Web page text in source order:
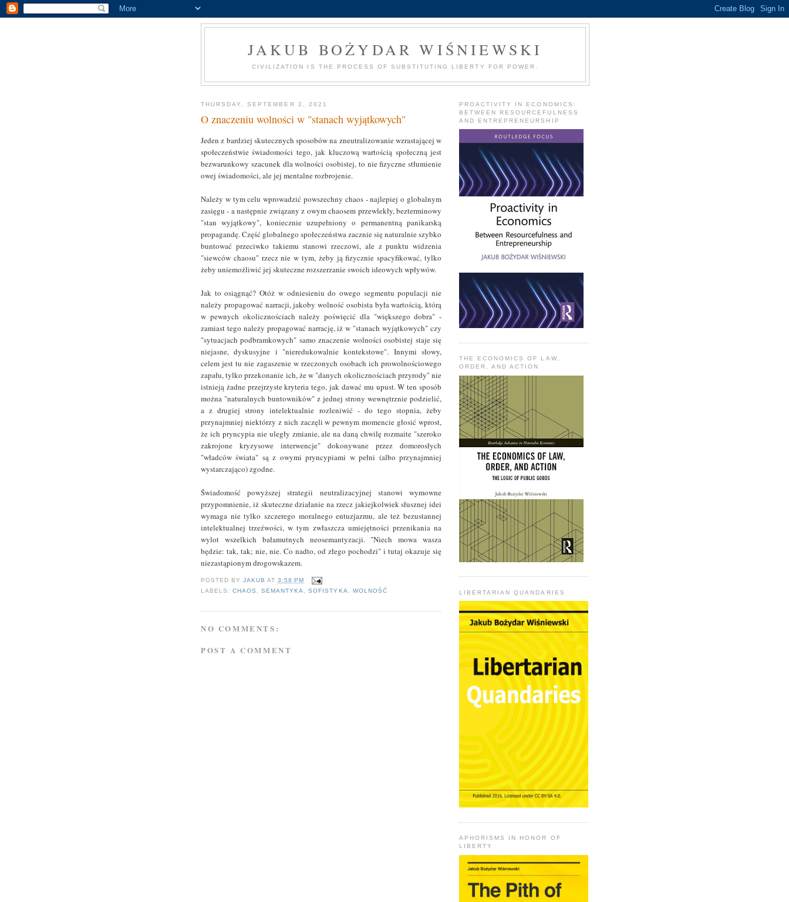
JAKUB BOŻYDAR WIŚNIEWSKI
CIVILIZATION IS THE PROCESS OF SUBSTITUTING LIBERTY FOR POWER.
THURSDAY, SEPTEMBER 2, 2021
O znaczeniu wolności w "stanach wyjątkowych"
Jeden z bardziej skutecznych sposobów na zneutralizowanie wzrastającej w
społeczeństwie świadomości tego, jak kluczową wartością społeczną jest
bezwarunkowy szacunek dla wolności osobistej, to nie fizyczne stłumienie
owej świadomości, ale jej mentalne rozbrojenie.
Należy w tym celu wprowadzić powszechny chaos - najlepiej o globalnym
zasięgu - a następnie związany z owym chaosem przewlekły, bezterminowy
"stan wyjątkowy", koniecznie uzupełniony o permanentną panikarską
propagandę. Część globalnego społeczeństwa zacznie się naturalnie szybko
buntować przeciwko takiemu stanowi rzeczowi, ale z punktu widzenia
"siewców chaosu" rzecz nie w tym, żeby ją fizycznie spacyfikować, tylko
żeby uniemożliwić jej skuteczne rozszerzanie swoich ideowych wpływów.
Jak to osiągnąć? Otóż w odniesieniu do owego segmentu populacji nie
należy propagować narracji, jakoby wolność osobista była wartością, którą
w pewnych okolicznościach należy poświęcić dla "większego dobra" -
zamiast tego należy propagować narrację, iż w "stanach wyjątkowych" czy
"sytuacjach podbramkowych" samo znaczenie wolności osobistej staje się
niejasne, dyskusyjne i "nieredukowalnie kontekstowe". Innymi słowy,
celem jest tu nie zagaszenie w rzeczonych osobach ich prowolnościowego
zapału, tylko przekonanie ich, że w "danych okolicznościach przyrody" nie
istnieją żadne przejrzyste kryteria tego, jak dawać mu upust. W ten sposób
można "naturalnych buntowników" z jednej strony wewnętrznie podzielić,
a z drugiej strony intelektualnie rozleniwić - do tego stopnia, żeby
przynajmniej niektórzy z nich zaczęli w pewnym momencie głosić wprost,
że ich pryncypia nie uległy zmianie, ale na daną chwilę rozmaite "szeroko
zakrojone kryzysowe interwencje" dokonywane przez domorosłych
"władców świata" są z owymi pryncypiami w pełni (albo przynajmniej
wystarczająco) zgodne.
Świadomość powyższej strategii neutralizacyjnej stanowi wymowne
przypomnienie, iż skuteczne działanie na rzecz jakiejkolwiek słusznej idei
wymaga nie tylko szczerego moralnego entuzjazmu, ale też bezustannej
intelektualnej trzeźwości, w tym zwłaszcza umiejętności przenikania na
wylot wszelkich bałamutnych neosemantyzacji. "Niech mowa wasza
będzie: tak, tak; nie, nie. Co nadto, od złego pochodzi" i tutaj okazuje się
niezastąpionym drogowskazem.
POSTED BYJAKUB AT3:58 PM
LABELS:CHAOS ,SEMANTYKA ,SOFISTYKA WOLNOŚĆ
NO COMMENTS:
POST A COMMENT
PROACTIVITY IN ECONOMICS:
BETWEEN RESOURCEFULNESS
AND ENTREPRENEURSHIP
THE ECONOMICS OF LAW,
ORDER, AND ACTION
LIBERTARIAN QUANDARIES
APHORISMS IN HONOR OF
LIBERTY